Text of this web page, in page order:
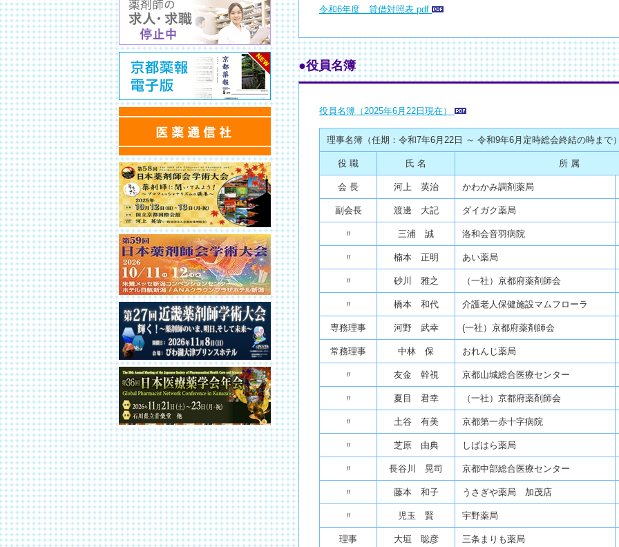
令和6年度 貸借対照表.pdf
●役員名簿
役員名簿（2025年6月22日現在）
理事名簿（任期：令和7年6月22日 ～ 令和9年6月定時総会終結の時まで
役 職 氏 名 所 属
会 長 河上 英治 かわかみ調剤薬局
副会長 渡邊 大記 ダイガク薬局
〃 三浦 誠 洛和会音羽病院
〃 楠本 正明 あい薬局
〃 砂川 雅之 （一社）京都府薬剤師会
〃 橋本 和代 介護老人保健施設マムフローラ
専務理事 河野 武幸 (一社）京都府薬剤師会
常務理事 中林 保 おれんじ薬局
〃 友金 幹視 京都山城総合医療センター
〃 夏目 君幸 （一社）京都府薬剤師会
〃 土谷 有美 京都第一赤十字病院
〃 芝原 由典 しばはら薬局
〃 長谷川 晃司 京都中部総合医療センター
〃 藤本 和子 うさぎや薬局 加茂店
〃 児玉 賢 宇野薬局
理事 大垣 聡彦 三条まりも薬局